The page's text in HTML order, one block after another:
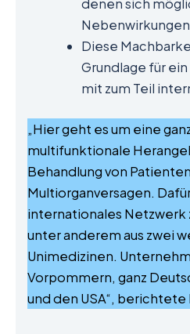
denen sich
Diese
Grundlage für
mit zum Teil
„Hier geht es um eine
multifunktionale
Behandlung von
Multiorganversagen.
internationales Netzwerk
unter anderem aus zwei
Unimedizinen.
Vorpommern, ganz
und den USA“, berichtete